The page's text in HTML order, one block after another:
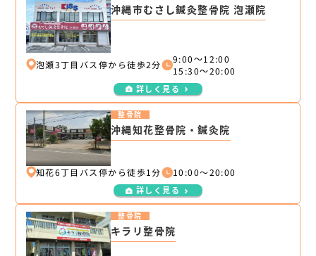
沖縄市むさし鍼灸整骨院 泡瀬院
泡瀬3丁目バス停から徒歩2分
9:00～12:00
15:30～20:00
詳しく見る
沖縄知花整骨院・鍼灸院
整骨院
知花6丁目バス停から徒歩1分 10:00〜20:00
詳しく見る
キラリ整骨院
整骨院